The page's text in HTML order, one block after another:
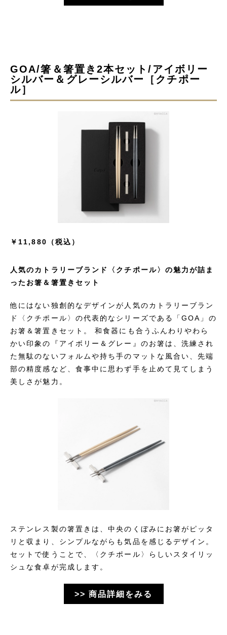
GOA/箸＆箸置き2本セット/アイボリー
シルバー＆グレーシルバー［クチポー
ル］
￥11,880（税込）
人気のカトラリーブランド〈クチポール〉の魅力が詰ま
ったお箸＆箸置きセット
他にはない独創的なデザインが人気のカトラリーブラン
ド〈クチポール〉の代表的なシリーズである「GOA」の
お箸＆箸置きセット。 和食器にも合うふんわりやわら
かい印象の『アイボリー＆グレー』のお箸は、洗練され
た無駄のないフォルムや持ち手のマットな風合い、先端
部の精度感など、食事中に思わず手を止めて見てしまう
美しさが魅力。
ステンレス製の箸置きは、中央のくぼみにお箸がピッタ
リと収まり、シンプルながらも気品を感じるデザイン。
セットで使うことで、〈クチポール〉らしいスタイリッ
シュな食卓が完成します。
>> 商品詳細をみる